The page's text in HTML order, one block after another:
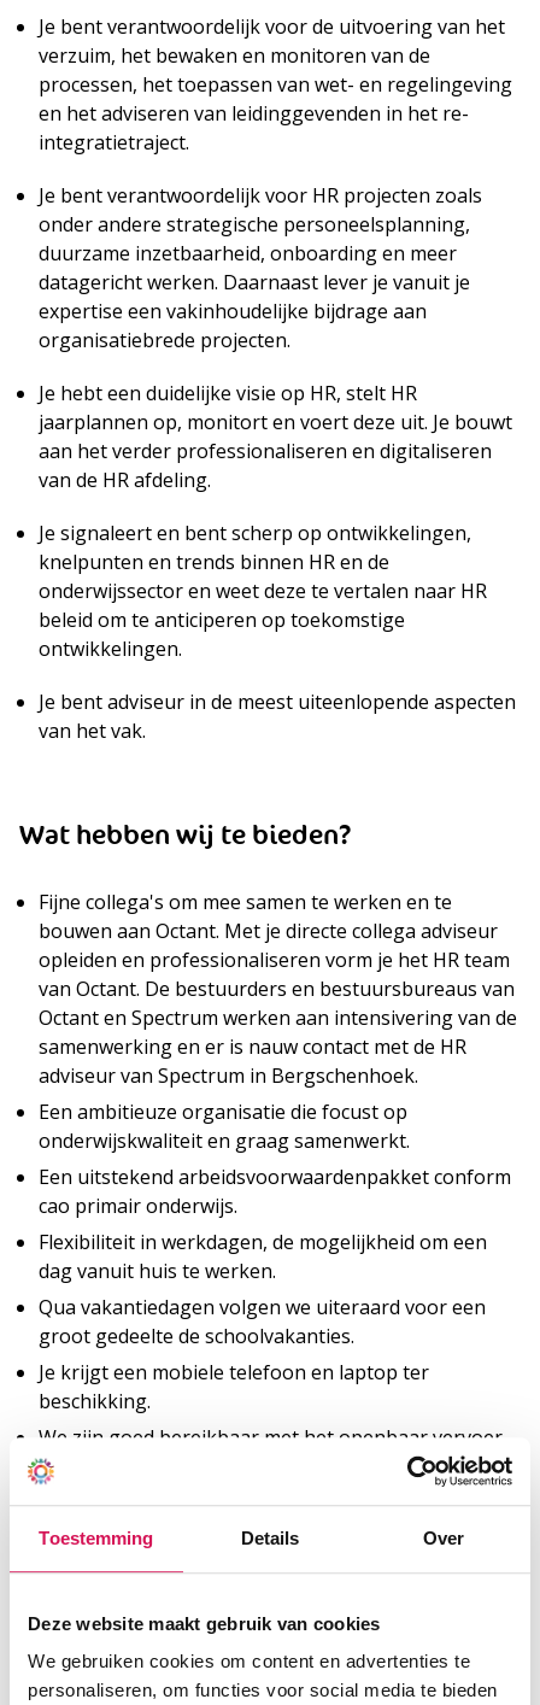
Toestemming Details Over
Deze website maakt gebruik van cookies
We gebruiken cookies om content en advertenties te
personaliseren, om functies voor social media te bieden
Je bent verantwoordelijk voor de uitvoering van het
verzuim, het bewaken en monitoren van de
processen, het toepassen van wet- en regelingeving
en het adviseren van leidinggevenden in het re-
integratietraject.
Je bent verantwoordelijk voor HR projecten zoals
onder andere strategische personeelsplanning,
duurzame inzetbaarheid, onboarding en meer
datagericht werken. Daarnaast lever je vanuit je
expertise een vakinhoudelijke bijdrage aan
organisatiebrede projecten.
Je hebt een duidelijke visie op HR, stelt HR
jaarplannen op, monitort en voert deze uit. Je bouwt
aan het verder professionaliseren en digitaliseren
van de HR afdeling.
Je signaleert en bent scherp op ontwikkelingen,
knelpunten en trends binnen HR en de
onderwijssector en weet deze te vertalen naar HR
beleid om te anticiperen op toekomstige
ontwikkelingen.
Je bent adviseur in de meest uiteenlopende aspecten
van het vak.
Wat hebben wij te bieden?
Fijne collega's om mee samen te werken en te
bouwen aan Octant. Met je directe collega adviseur
opleiden en professionaliseren vorm je het HR team
van Octant. De bestuurders en bestuursbureaus van
Octant en Spectrum werken aan intensivering van de
samenwerking en er is nauw contact met de HR
adviseur van Spectrum in Bergschenhoek.
Een ambitieuze organisatie die focust op
onderwijskwaliteit en graag samenwerkt.
Een uitstekend arbeidsvoorwaardenpakket conform
cao primair onderwijs.
Flexibiliteit in werkdagen, de mogelijkheid om een
dag vanuit huis te werken.
Qua vakantiedagen volgen we uiteraard voor een
groot gedeelte de schoolvakanties.
Je krijgt een mobiele telefoon en laptop ter
beschikking.
We zijn goed bereikbaar met het openbaar vervoer
en je kunt gratis parkeren voor de deur.
Je hebt ruime relevante werkervaring. Ervaring
binnen het onderwijs is een pre, maar geen
noodzaak.